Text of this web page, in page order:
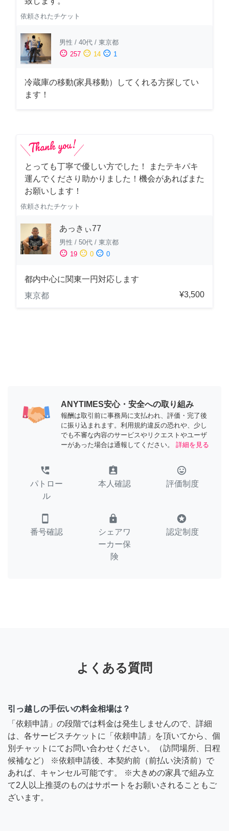
依頼されたチケット
男性 / 40代 / 東京都
sentiment_satisfied 257 sentiment_neutral 14 sentiment_dissatisfied 1
冷蔵庫の移動(家具移動）してくれる方探してい
ます！
とっても丁寧で優しい方でした！ またテキパキ
運んでくださり助かりました！機会があればまた
お願いします！
依頼されたチケット
あっきぃ77
男性 / 50代 / 東京都
sentiment_satisfied 19 sentiment_neutral 0 sentiment_dissatisfied 0
都内中心に関東一円対応します
東京都
¥3,500
ANYTIMES安心・安全への取り組み
報酬は取引前に事務局に支払われ、評価・完了後
に振り込まれます。利用規約違反の恐れや、少し
でも不審な内容のサービスやリクエストやユーザ
ーがあった場合は通報してください。
詳細を見る
perm_phone_msg
パトロー
ル
assignment_ind
本人確認
tag_faces
評価制度
smartphone
番号確認
lock
シェアワ
ーカー保
険
stars
認定制度
よくある質問
引っ越しの手伝いの料金相場は？
「依頼申請」の段階では料金は発生しませんので、詳細
は、各サービスチケットに「依頼申請」を頂いてから、個
別チャットにてお問い合わせください。（訪問場所、日程
候補など） ※依頼申請後、本契約前（前払い決済前）で
あれば、キャンセル可能です。 ※大きめの家具で組み立
て2人以上推奨のものはサポートをお願いされることもご
ざいます。